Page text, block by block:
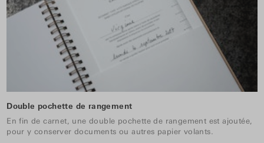
Double pochette de rangement
En fin de carnet, une double pochette de rangement est ajoutée,
pour y conserver documents ou autres papier volants.